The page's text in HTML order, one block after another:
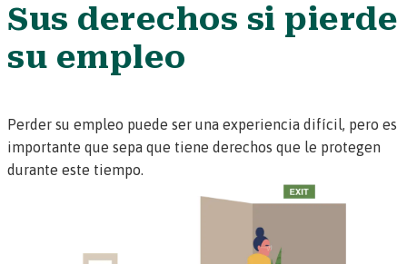
Sus derechos si pierde
su empleo
Perder su empleo puede ser una experiencia difícil, pero es
importante que sepa que tiene derechos que le protegen
durante este tiempo.